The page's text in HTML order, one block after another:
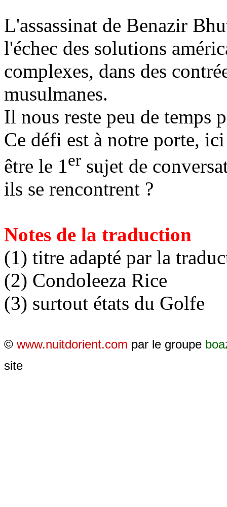
L'assassinat de Benazir
l'échec des solutions
complexes, dans des
musulmanes.
Il nous reste peu de temps
Ce défi est à notre porte,
être le 1er sujet de
ils se rencontrent ?
Notes de la traduction
(1) titre adapté par la
(2) Condoleeza Rice
(3) surtout états du Golfe
© www.nuitdorient.com par le groupe
site